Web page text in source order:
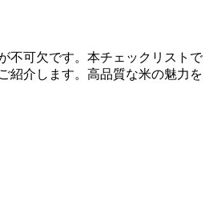
不可欠です。本チェックリストで
紹介します。高品質な米の魅力を